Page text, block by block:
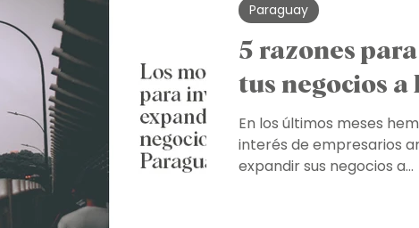
Gestión aduanal Certificaciones
5 razones
tus negocios a
En los últimos meses
interés de empresarios
expandir sus negocios a...
Paraguay